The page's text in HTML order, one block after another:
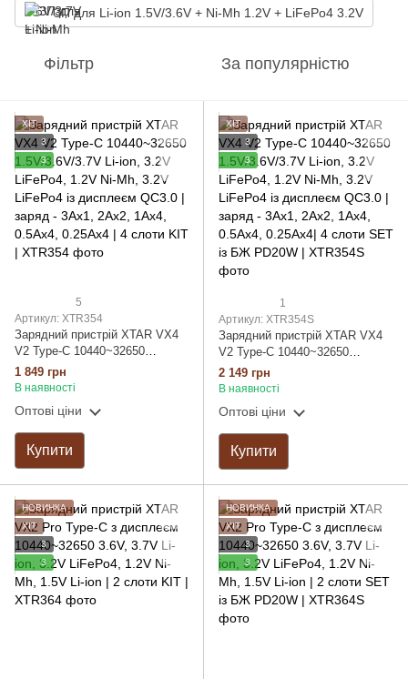
ЗП для Li-ion 1.5V/3.6V + Ni-Mh 1.2V + LiFePo4 3.2V
Фільтр За популярністю
ХІТ
3
3
5
Артикул: XTR354
Зарядний пристрій XTAR VX4
V2 Type-C 10440~32650
1.5V/3.6V/3.7V Li-ion, 3.2V
LiFePo4, 1.2V Ni-Mh, 3.2V
заряд - 3Ax1, 2Ax2, 1Ax4,
0.5Ax4, 0.25Ax4 | 4 слоти KIT
1 849 грн
В наявності
Оптові ціни
Купити
ХІТ
3
3
1
Артикул: XTR354S
Зарядний пристрій XTAR VX4
V2 Type-C 10440~32650
1.5V/3.6V/3.7V Li-ion, 3.2V
LiFePo4, 1.2V Ni-Mh, 3.2V
заряд - 3Ax1, 2Ax2, 1Ax4,
0.5Ax4, 0.25Ax4| 4 слоти SET
із БЖ PD20W
2 149 грн
В наявності
Оптові ціни
Купити
НОВИНКА
ХІТ
3
3
НОВИНКА
ХІТ
3
3